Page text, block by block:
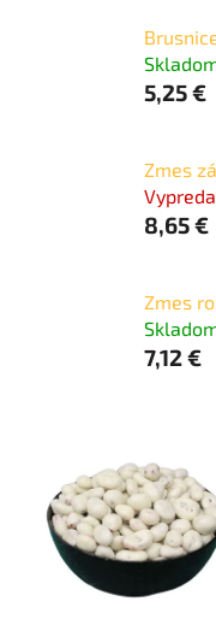
5,25 €
Zmes
8,65 €
Zmes
7,12 €